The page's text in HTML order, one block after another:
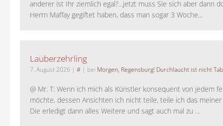
anderer ist Ihr ziemlich egal?...jetzt muss Sie sich aber dann
Herrn Maffay gegiftet haben, dass man sogar 3 Woche...
Lauberzehrling
7. August 2026 | # | bei Morgen, Regensburg! Durchlaucht ist nicht
@ Mr. T: Wenn ich mich als Künstler konsequent von jedem
möchte, dessen Ansichten ich nicht teile, teile ich das
Die erledigt dann alles Weitere und sagt auch mal zu ...